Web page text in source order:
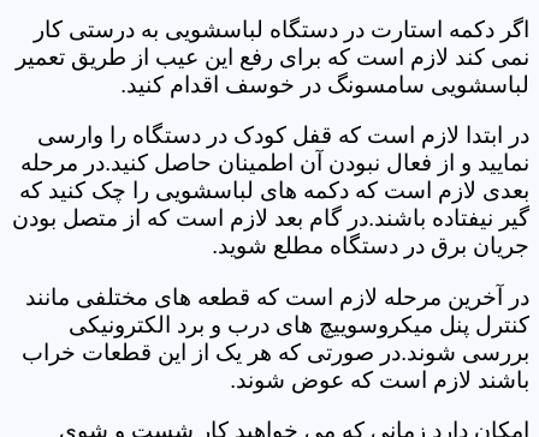
اگر دکمه استارت در دستگاه لباسشویی به درستی کار
نمی کند لازم است که برای رفع این عیب از طریق تعمیر
لباسشویی سامسونگ در خوسف اقدام کنید.
در ابتدا لازم است که قفل کودک در دستگاه را وارسی
نمایید و از فعال نبودن آن اطمینان حاصل کنید.در مرحله
بعدی لازم است که دکمه های لباسشویی را چک کنید که
گیر نیفتاده باشند.در گام بعد لازم است که از متصل بودن
جریان برق در دستگاه مطلع شوید.
در آخرین مرحله لازم است که قطعه های مختلفی مانند
کنترل پنل میکروسوییچ های درب و برد الکترونیکی
بررسی شوند.در صورتی که هر یک از این قطعات خراب
باشند لازم است که عوض شوند.
امکان دارد زمانی که می خواهید کار شست و شوی